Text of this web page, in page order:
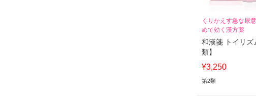
くりかえす急な尿
めて効く漢方薬
和漢箋 トイリズ
類】
¥3,250
第2類